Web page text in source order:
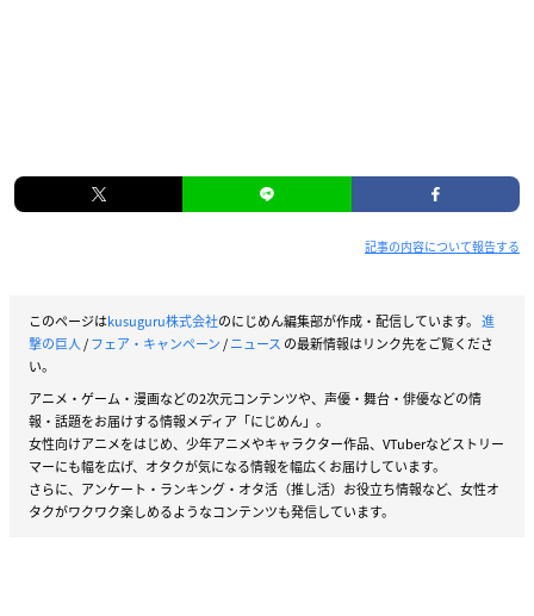
記事の内容について報告する
このページはkusuguru株式会社のにじめん編集部が作成・配信しています。 進
撃の巨人/フェア・キャンペーン/ニュース の最新情報はリンク先をご覧くださ
い。
アニメ・ゲーム・漫画などの2次元コンテンツや、声優・舞台・俳優などの情
報・話題をお届けする情報メディア「にじめん」。
女性向けアニメをはじめ、少年アニメやキャラクター作品、VTuberなどストリー
マーにも幅を広げ、オタクが気になる情報を幅広くお届けしています。
さらに、アンケート・ランキング・オタ活（推し活）お役立ち情報など、女性オ
タクがワクワク楽しめるようなコンテンツも発信しています。